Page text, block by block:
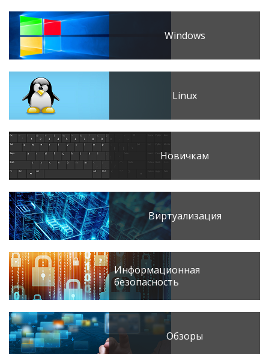
Windows
Linux
Новичкам
Виртуализация
Информационная
безопасность
Обзоры